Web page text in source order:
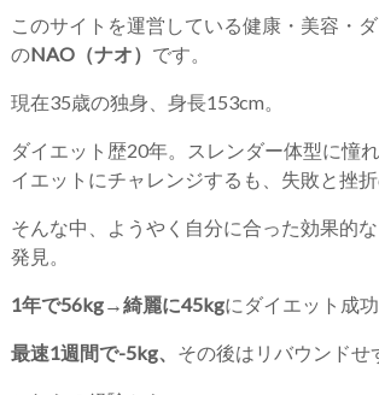
このサイトを運営している健康・美容・
のNAO（ナオ） です。
現在35歳の独身、身長153cm。
ダイエット歴20年。スレンダー体型に憧
イエットにチャレンジするも、失敗と挫折
そんな中、ようやく自分に合った効果的
発見。
1年で56kg→綺麗に45kgにダイエット成功
最速1週間で-5kg、 その後はリバウンドせ